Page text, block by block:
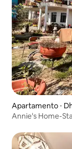
Apartamento ⋅
Annie's Home-